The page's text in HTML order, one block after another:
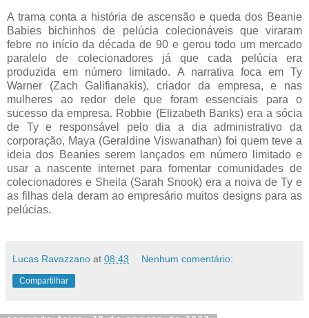
A trama conta a história de ascensão e queda dos Beanie
Babies bichinhos de pelúcia colecionáveis que viraram
febre no início da década de 90 e gerou todo um mercado
paralelo de colecionadores já que cada pelúcia era
produzida em número limitado. A narrativa foca em Ty
Warner (Zach Galifianakis), criador da empresa, e nas
mulheres ao redor dele que foram essenciais para o
sucesso da empresa. Robbie (Elizabeth Banks) era a sócia
de Ty e responsável pelo dia a dia administrativo da
corporação, Maya (Geraldine Viswanathan) foi quem teve a
ideia dos Beanies serem lançados em número limitado e
usar a nascente internet para fomentar comunidades de
colecionadores e Sheila (Sarah Snook) era a noiva de Ty e
as filhas dela deram ao empresário muitos designs para as
pelúcias.
Lucas Ravazzano at 08:43 Nenhum comentário:
Compartilhar